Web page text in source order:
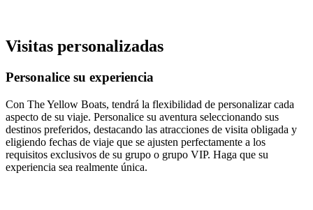
Visitas personalizadas
Personalice su experiencia
Con The Yellow Boats, tendrá la flexibilidad de personalizar cada
aspecto de su viaje. Personalice su aventura seleccionando sus
destinos preferidos, destacando las atracciones de visita obligada y
eligiendo fechas de viaje que se ajusten perfectamente a los
requisitos exclusivos de su grupo o grupo VIP. Haga que su
experiencia sea realmente única.